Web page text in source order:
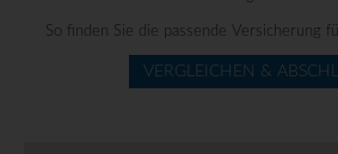
So finden Sie die passende Versicherung
VERGLEICHEN &